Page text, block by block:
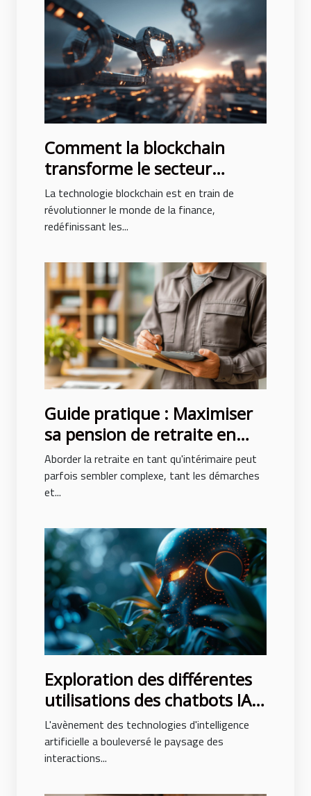
Comment la blockchain
transforme le secteur
bancaire et les opportunités
à venir
La technologie blockchain est en train de
révolutionner le monde de la finance,
redéfinissant les...
Guide pratique : Maximiser
sa pension de retraite en
tant qu'intérimaire
Aborder la retraite en tant qu'intérimaire peut
parfois sembler complexe, tant les démarches
et...
Exploration des différentes
utilisations des chatbots IA
dans les entreprises
L'avènement des technologies d'intelligence
artificielle a bouleversé le paysage des
interactions...